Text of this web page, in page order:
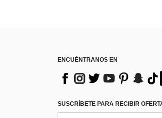
ENCUÉNTRANOS EN
SUSCRÍBETE PARA RECIBIR